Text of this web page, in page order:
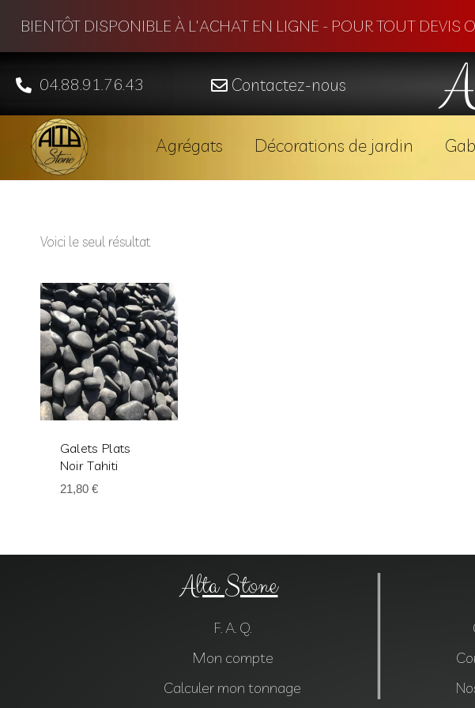
BIENTÔT DISPONIBLE À L'ACHAT EN LIGNE - POUR TOUT
04.88.91.76.43 Contactez-nous
Agrégats Décorations de jardin
Voici le seul résultat
Galets Plats
Noir Tahiti
21,80 €
Alta Stone
F. A. Q.
Mon compte
Calculer mon tonnage